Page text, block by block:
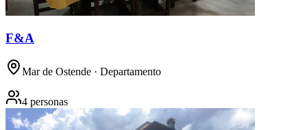
F&A
Mar de Ostende · Departamento
4 personas